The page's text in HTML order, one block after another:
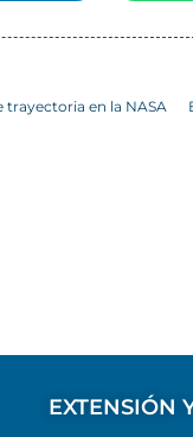
trayectoria en la NASA
EXTENSIÓN